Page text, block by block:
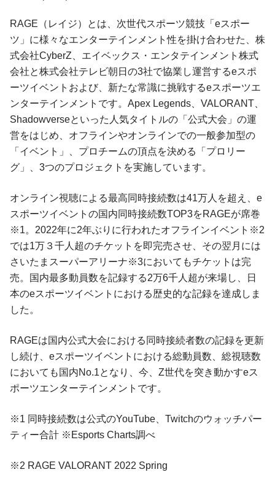
RAGE（レイジ）とは、次世代スポーツ競技「eスポー
ツ」に様々なエンターテインメント性を掛け合わせた、株
式会社CyberZ、エイベックス・エンタテインメント株式
会社と株式会社テレビ朝日の3社で協業し運営するeスポ
ーツイベントおよび、新たな常識に挑戦するeスポーツエ
ンターテインメントです。Apex Legends、VALORANT、
Shadowverseといった人気タイトルの「公式大会」の運
営をはじめ、オフラインやオンラインでの一般参加型の
「イベント」、プロチームの頂点を決める「プロリー
グ」、3つのプロジェクトを実施しています。
オンライン視聴による最高同時接続数は41万人を超え、e
スポーツイベントの国内同時接続数TOP3をRAGEが席巻
※1。2022年に2年ぶりに行われたオフラインイベント※2
では1万３千人超のチケットを即完売させ、その翌月には
さいたまスーパーアリーナ※3においてもチケットは完
売。国内最多動員数を記録する2万6千人超が来場し、日
本のeスポーツイベントにおける歴史的な記録を達成しま
した。
RAGEは国内公式大会における同時接続者数の記録を更新
し続け、eスポーツイベントにおける総動員数、総視聴数
においても国内No.1となり、今、Z世代を突き動かすeス
ポーツエンターテインメントです。
※1 同時接続数は公式のYouTube、Twitchのウォッチパー
ティー合計 ※Esports Charts調べ
※2 RAGE VALORANT 2022 Spring